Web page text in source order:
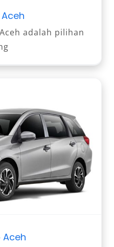
adalah pilihan
Aceh